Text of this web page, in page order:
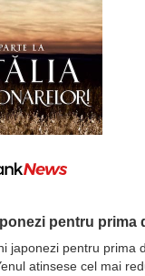
pentru
japonezi pentru
atinsese cel mai